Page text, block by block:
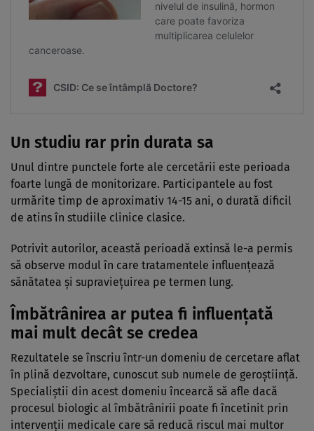
Un studiu rar prin durata sa
Unul dintre punctele forte ale cercetării este perioada
foarte lungă de monitorizare. Participantele au fost
urmărite timp de aproximativ 14-15 ani, o durată dificil
de atins în studiile clinice clasice.
Potrivit autorilor, această perioadă extinsă le-a permis
să observe modul în care tratamentele influențează
sănătatea și supraviețuirea pe termen lung.
Îmbătrânirea ar putea fi influențată
mai mult decât se credea
Rezultatele se înscriu într-un domeniu de cercetare aflat
în plină dezvoltare, cunoscut sub numele de geroștiință.
Specialiștii din acest domeniu încearcă să afle dacă
procesul biologic al îmbătrânirii poate fi încetinit prin
intervenții medicale care să reducă riscul mai multor